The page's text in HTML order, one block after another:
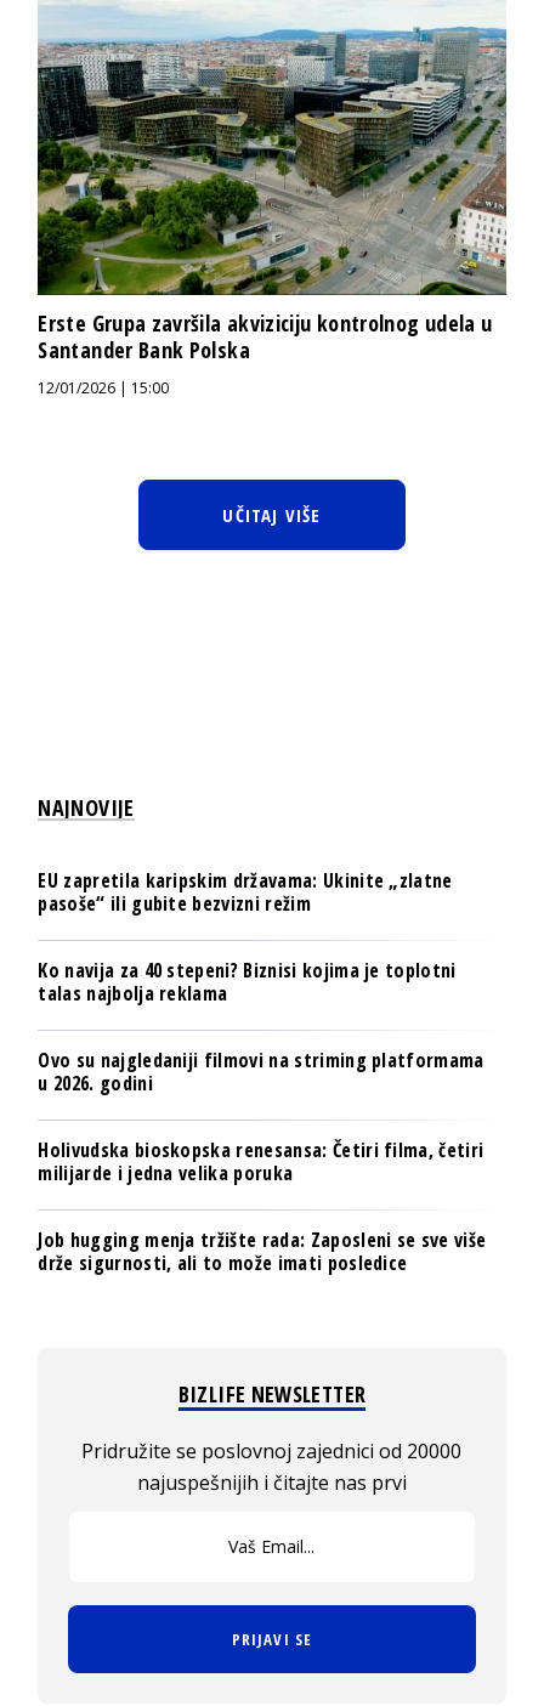
Erste Grupa završila akviziciju kontrolnog udela u
Santander Bank Polska
12/01/2026 | 15:00
UČITAJ VIŠE
NAJNOVIJE
EU zapretila karipskim državama: Ukinite „zlatne
pasoše“ ili gubite bezvizni režim
Ko navija za 40 stepeni? Biznisi kojima je toplotni
talas najbolja reklama
Ovo su najgledaniji filmovi na striming platformama
u 2026. godini
Holivudska bioskopska renesansa: Četiri filma, četiri
milijarde i jedna velika poruka
Job hugging menja tržište rada: Zaposleni se sve više
drže sigurnosti, ali to može imati posledice
BIZLIFE NEWSLETTER
Pridružite se poslovnoj zajednici od 20000
najuspešnijih i čitajte nas prvi
PRIJAVI SE